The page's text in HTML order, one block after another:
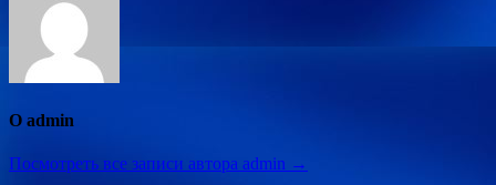
О admin
Посмотреть все записи автора admin →